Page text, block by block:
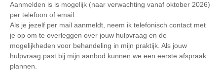
Aanmelden is is mogelijk (naar verwachting vanaf oktober 2026)
per telefoon of email.
​Als je jezelf per mail aanmeldt, neem ik telefonisch contact met
je op om te overleggen over jouw hulpvraag en de
mogelijkheden voor behandeling in mijn praktijk. Als jouw
hulpvraag past bij mijn aanbod kunnen we een eerste afspraak
plannen.